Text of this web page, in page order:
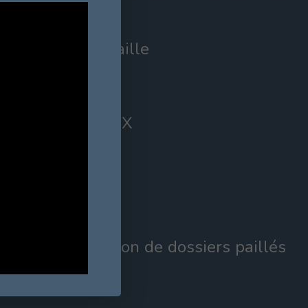
recouvert de paille
le procédé en X
à la réalisation de dossiers paillés